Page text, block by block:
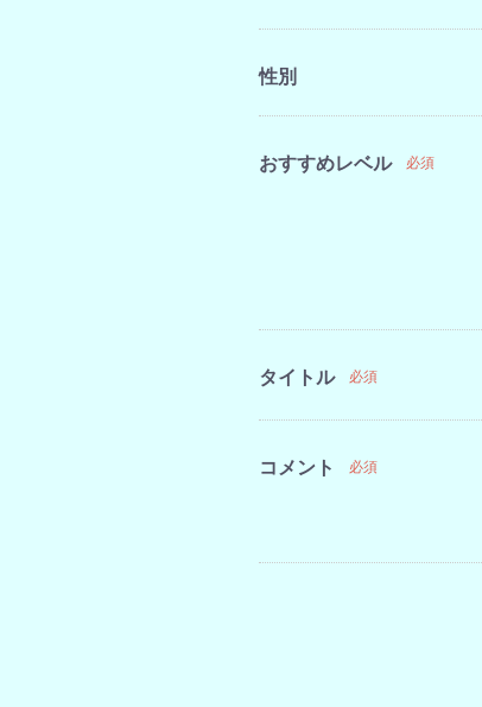
性別
おすすめレベル 必須
タイトル 必須
コメント 必須